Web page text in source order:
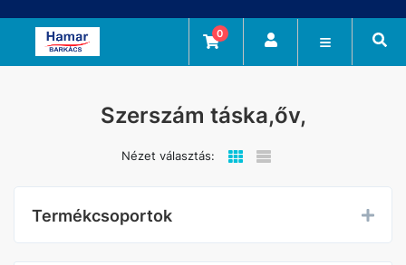
0
Szerszám táska,őv,
Nézet választás:
Termékcsoportok